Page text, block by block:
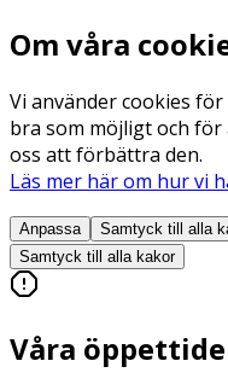
Om våra
Vi använder cookies
bra som möjligt och
oss att förbättra den.
Läs mer här om hur vi
Anpassa Samtyck till alla
Samtyck till alla kakor
Våra